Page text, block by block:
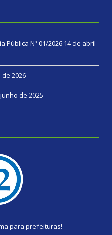
Pública Nº 01/2026 14 de abril
2026
de 2025
para prefeituras!